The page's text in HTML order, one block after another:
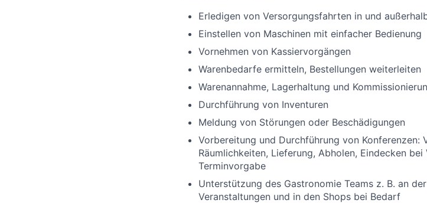
Erledigen von Versorgungsfahrten in und
Einstellen von Maschinen mit einfacher Bedienung
Vornehmen von Kassiervorgängen
Warenbedarfe ermitteln, Bestellungen weiterleiten
Warenannahme, Lagerhaltung und
Durchführung von Inventuren
Meldung von Störungen oder Beschädigungen
Vorbereitung und Durchführung von Konferenzen:
Räumlichkeiten, Lieferung, Abholen, Eindecken
Terminvorgabe
Unterstützung des Gastronomie Teams z. B. an
Veranstaltungen und in den Shops bei Bedarf